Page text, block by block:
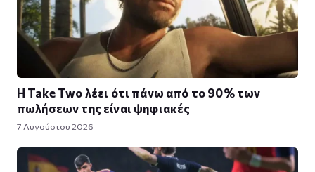
Η Take Twο λέει ότι πάνω από το 90% των
πωλήσεων της είναι ψηφιακές
7 Αυγούστου 2026